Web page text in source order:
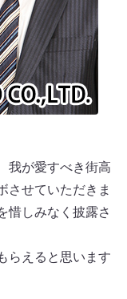
我が愛すべき街高
させていただきま
惜しみなく披露さ
らえると思います